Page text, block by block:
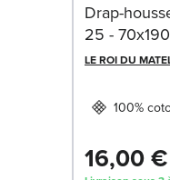
Drap-
25 -
LE ROI DU
100%
16,00 €